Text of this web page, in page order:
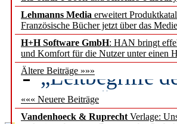
Lehmanns Media erweitert
Französische Bücher jetzt über das
H+H Software GmbH: HAN bringt
und Komfort für die Nutzer unter einen
Ältere Beiträge »»»
««« Neuere Beiträge
Vandenhoeck & Ruprecht Verlage:
Künstliche
besser zu
„Leitbegriffe
des BIÖG